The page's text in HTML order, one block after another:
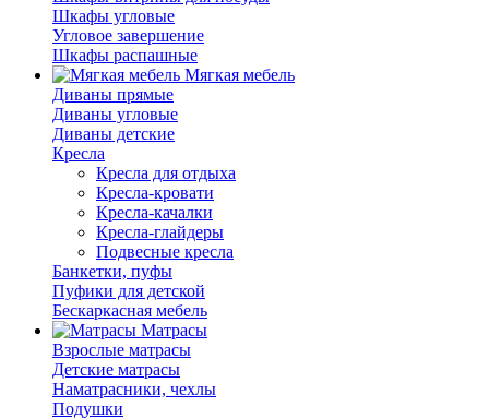
Шкафы угловые
Угловое завершение
Шкафы распашные
Мягкая мебель
Диваны прямые
Диваны угловые
Диваны детские
Кресла
Кресла для отдыха
Кресла-кровати
Кресла-качалки
Кресла-глайдеры
Подвесные кресла
Банкетки, пуфы
Пуфики для детской
Бескаркасная мебель
Матрасы
Взрослые матрасы
Детские матрасы
Наматрасники, чехлы
Подушки